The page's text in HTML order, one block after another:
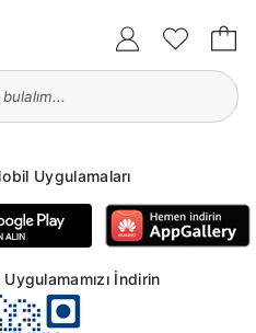
Uygulamaları
İndirin